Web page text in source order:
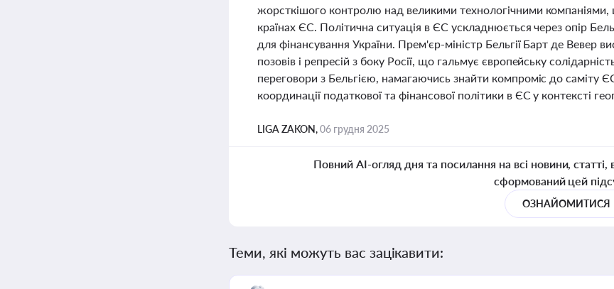
жорсткішого контролю над великими технологічними компаніями,
країнах ЄС. Політична ситуація в ЄС ускладнюється через опір
для фінансування України. Прем'єр-міністр Бельгії Барт де
позовів і репресій з боку Росії, що гальмує європейську
переговори з Бельгією, намагаючись знайти компроміс до саміту
координації податкової та фінансової політики в ЄС у контексті
LIGA ZAKON,06 грудня 2025
Повний AI-огляд дня та посилання на всі новини, статті,
сформований цей
ОЗНАЙОМИТИСЯ
Теми, які можуть вас зацікавити: